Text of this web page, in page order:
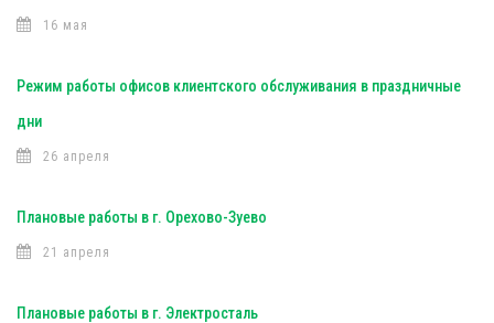
16 мая
Режим работы офисов клиентского обслуживания в праздничные
дни
26 апреля
Плановые работы в г. Орехово-Зуево
21 апреля
Плановые работы в г. Электросталь